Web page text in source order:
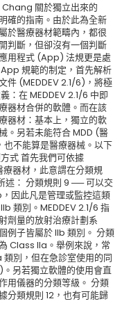
關於獨立出來的
確的指南。由於此為全新
於醫療器材範疇內，都很
判斷，但卻沒有一個判斷
用程式 (App) 法規更是處
規範的制定，首先解析
件 (MEDDEV 2.1/6)，將極
：在 MEDDEV 2.1/6 中即
器材合併的軟體。而在該
器材：基本上，獨立的軟
。另若未能符合 MDD (醫
不能算是醫療器械。以下
式 首先我們可依據
器材，此意謂在分類規
述： 分類規則 9 ── 可以交
因此凡是管理或監控這類
類別。MEDDEV 2.1/6 指
劑量的放射治療計劃系
例子皆屬於 IIb 類別。 分類
Class IIa。舉例來說，常
別，但在急診室使用的同
另若獨立軟體的使用會直
用儀器的分類等級。 分類
分類規則 12，也有可能歸